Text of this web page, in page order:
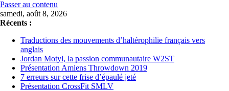
Passer au contenu
samedi, août 8, 2026
Récents :
Traductions des mouvements d’haltérophilie français vers
anglais
Jordan Motyl, la passion communautaire W2ST
Présentation Amiens Throwdown 2019
7 erreurs sur cette frise d’épaulé jeté
Présentation CrossFit SMLV